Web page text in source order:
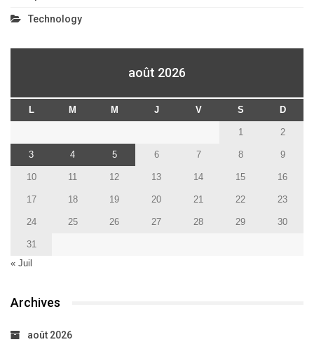
Technology
août 2026
L M M J V S D
1 2
3 4 5 6 7 8 9
10 11 12 13 14 15 16
17 18 19 20 21 22 23
24 25 26 27 28 29 30
31
« Juil
Archives
août 2026